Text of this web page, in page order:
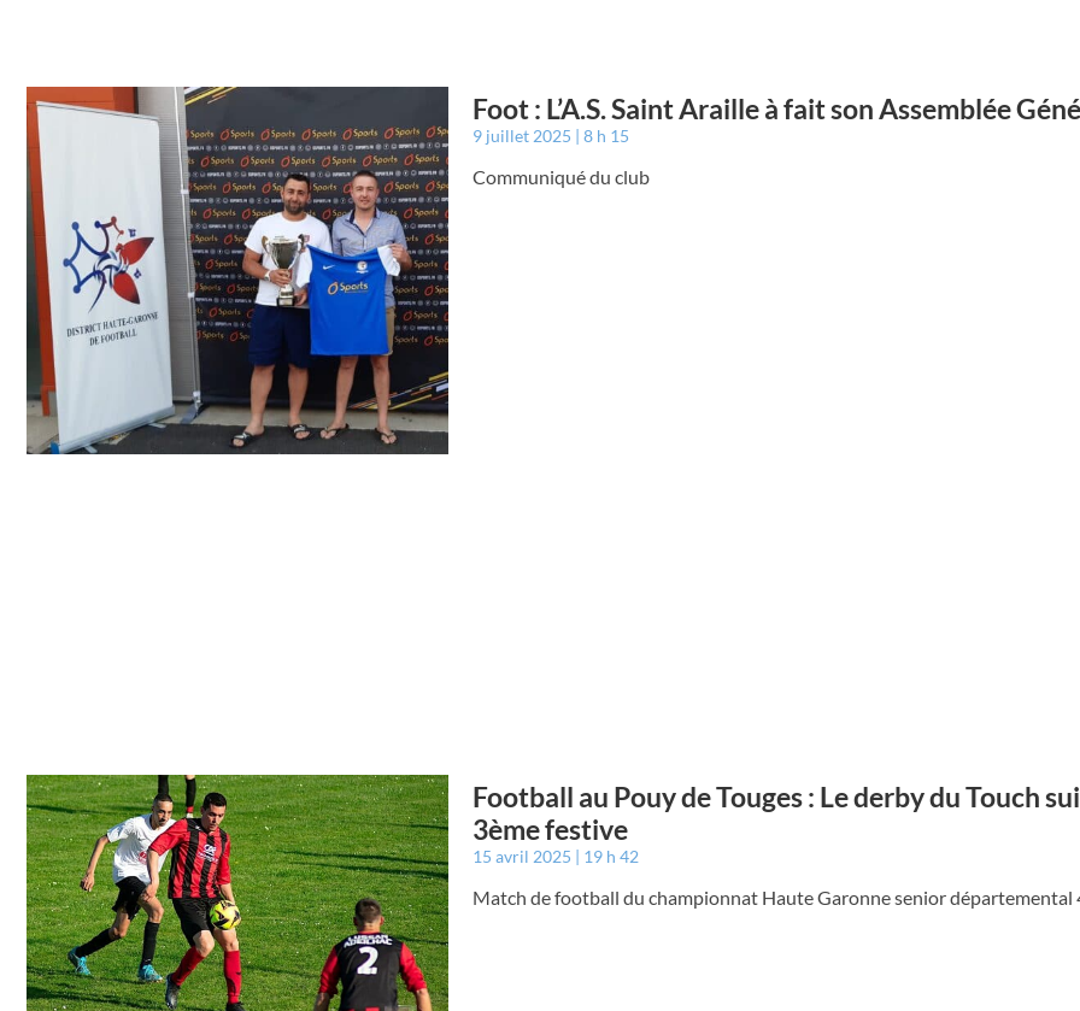
Foot : L’A.S. Saint Araille à fait son Assemblée
9 juillet 2025 8 h 15
Communiqué du club
Football au Pouy de Touges : Le derby du Touch
3ème festive
15 avril 2025 19 h 42
Match de football du championnat Haute Garonne senior départemental